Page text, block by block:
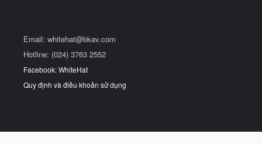
Email: whitehat@bkav.com
Hotline: (024) 3763 2552
Facebook: WhiteHat
Quy định và điều khoản sử dụng